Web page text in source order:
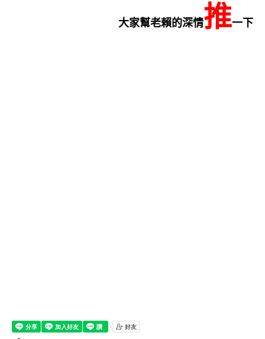
大家幫老賴的深情推一下